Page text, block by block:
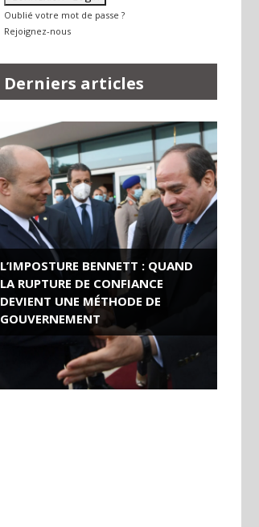
Oublié votre mot de passe ?
Rejoignez-nous
Derniers articles
L’IMPOSTURE BENNETT : QUAND
LA RUPTURE DE CONFIANCE
DEVIENT UNE MÉTHODE DE
GOUVERNEMENT
ROSE VALLAND, HEROÏNE DE LA
RESISTANCE FRANÇAISE